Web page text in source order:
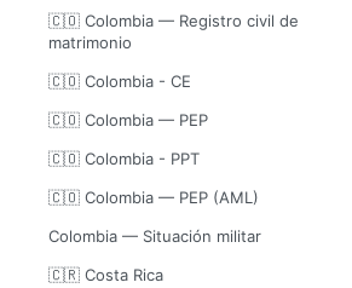
🇨🇴 Colombia — Registro civil de
matrimonio
🇨🇴 Colombia - CE
🇨🇴 Colombia — PEP
🇨🇴 Colombia - PPT
🇨🇴 Colombia — PEP (AML)
Colombia — Situación militar
🇨🇷 Costa Rica